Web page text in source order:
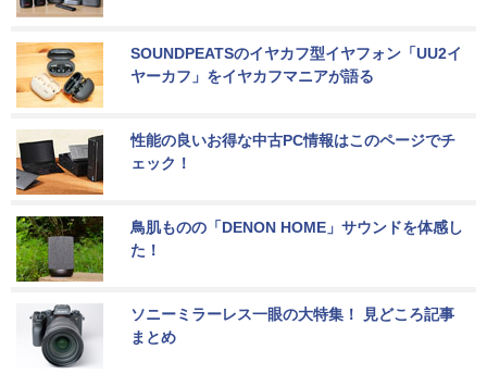
SOUNDPEATSのイヤカフ型イヤフォン「UU2イ
ヤーカフ」をイヤカフマニアが語る
性能の良いお得な中古PC情報はこのページでチ
ェック！
鳥肌ものの「DENON HOME」サウンドを体感し
た！
ソニーミラーレス一眼の大特集！ 見どころ記事
まとめ